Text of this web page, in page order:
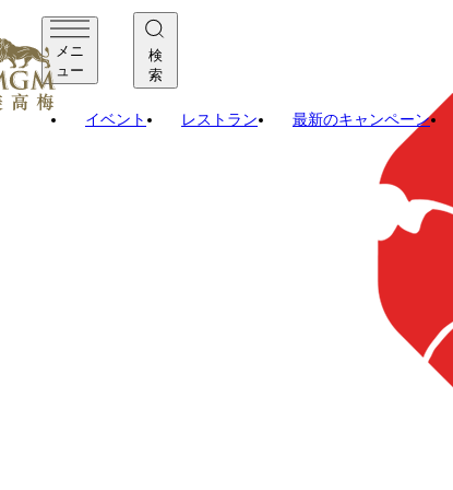
メニ
ュー
検
索
イベント レストラン 最新のキャンペーン